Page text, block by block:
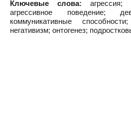
Ключевые слова: агрессия;
агрессивное поведение;
коммуникативные
негативизм; онтогенез;